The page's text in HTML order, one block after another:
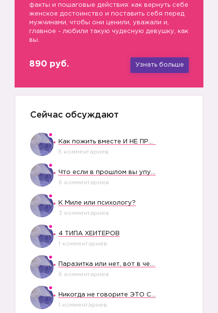
факты и пошаговые действия: как вернуть себе
женское достоинство и поставить себя перед
мужчинами, чтобы они ценили, уважали и,
главное - любили такую чудесную девушку, как
вы.
890 руб. Узнать больше
Сейчас обсуждают
5 комментариев
6 комментариев
К Миле или психологу?
3 комментариев
4 ТИПА ХЕЙТЕРОВ
1 комментариев
6 комментариев
1 комментариев